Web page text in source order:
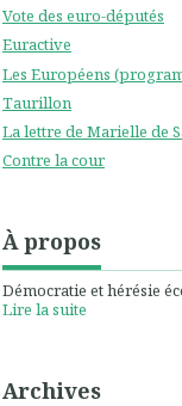
Vote des euro-députés
Euractive
Les Européens
Taurillon
La lettre de Marielle de
Contre la cour
À propos
Démocratie et hérésie
Lire la suite
Archives